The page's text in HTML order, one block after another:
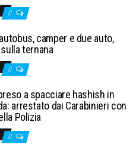
0
camper e due auto,
ternana
0
a spacciare hashish in
arrestato dai Carabinieri con
Polizia
0